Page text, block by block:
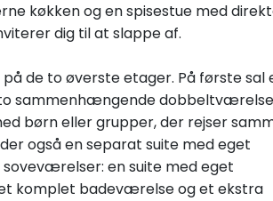
køkken og en spisestue med
dig til at slappe af.
de to øverste etager. På første sal
sammenhængende
børn eller grupper, der rejser
også en separat suite med eget
en suite med eget
komplet badeværelse og et ekstra